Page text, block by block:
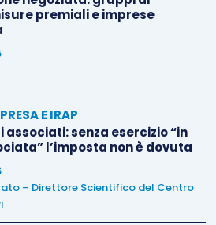
premiali e imprese
E IRAP
associati: senza esercizio “in
l’imposta non è dovuta
– Direttore Scientifico del Centro